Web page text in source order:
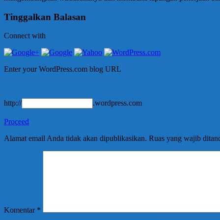
Tinggalkan Balasan
Connect with
Enter your WordPress.com blog URL
http:// .wordpress.com
Proceed
Alamat email Anda tidak akan dipublikasikan. Ruas yang wajib
Komentar *